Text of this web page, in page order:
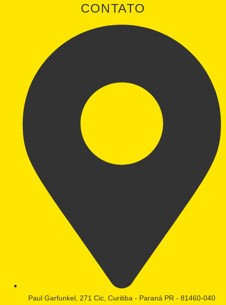
CONTATO
Paul Garfunkel, 271 Cic, Curitiba - Paraná PR - 81460-040